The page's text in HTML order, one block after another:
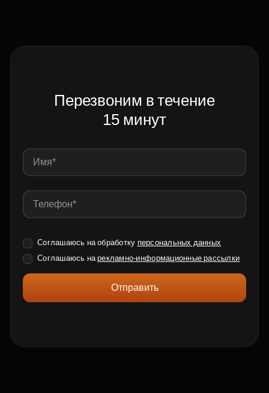
Перезвоним в течение
15 минут
Соглашаюсь на обработку персональных данных
Соглашаюсь нарекламно-информационные рассылки
Отправить